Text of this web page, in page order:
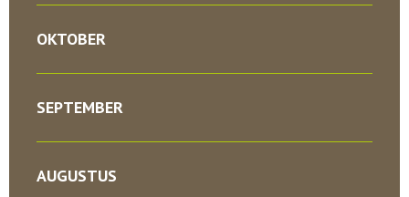
OKTOBER
SEPTEMBER
AUGUSTUS